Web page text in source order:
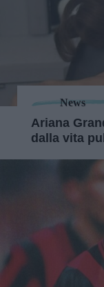
News
Ariana
dalla vita